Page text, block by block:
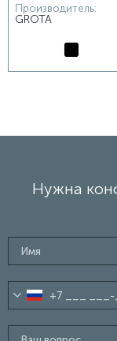
Производитель:
GROTA
Нужна